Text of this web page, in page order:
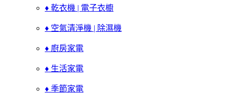
♦ 乾衣機 | 電子衣櫥
♦ 空氣清淨機 | 除濕機
♦ 廚房家電
♦ 生活家電
♦ 季節家電